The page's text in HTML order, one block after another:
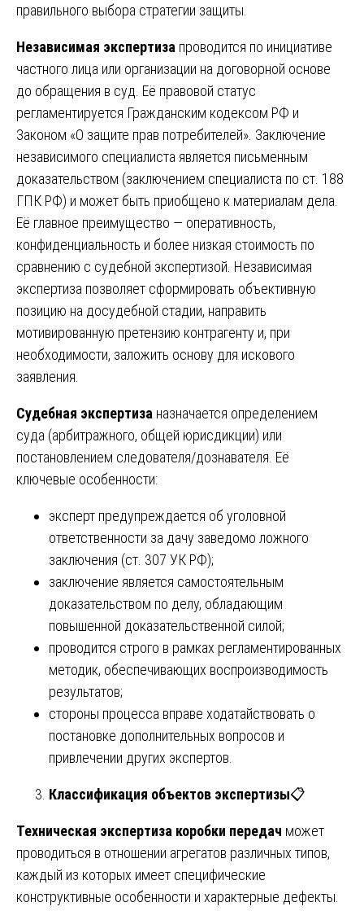
правильного выбора стратегии защиты.
Независимая экспертиза проводится по инициативе
частного лица или организации на договорной основе
до обращения в суд. Её правовой статус
регламентируется Гражданским кодексом РФ и
Законом «О защите прав потребителей». Заключение
независимого специалиста является письменным
доказательством (заключением специалиста по ст. 188
ГПК РФ) и может быть приобщено к материалам дела.
Её главное преимущество — оперативность,
конфиденциальность и более низкая стоимость по
сравнению с судебной экспертизой. Независимая
экспертиза позволяет сформировать объективную
позицию на досудебной стадии, направить
мотивированную претензию контрагенту и, при
необходимости, заложить основу для искового
заявления.
Судебная экспертиза назначается определением
суда (арбитражного, общей юрисдикции) или
постановлением следователя/дознавателя. Её
ключевые особенности:
эксперт предупреждается об уголовной
ответственности за дачу заведомо ложного
заключения (ст. 307 УК РФ);
заключение является самостоятельным
доказательством по делу, обладающим
повышенной доказательственной силой;
проводится строго в рамках регламентированных
методик, обеспечивающих воспроизводимость
результатов;
стороны процесса вправе ходатайствовать о
постановке дополнительных вопросов и
привлечении других экспертов.
Классификация объектов экспертизы📋
Техническая экспертиза коробки передач может
проводиться в отношении агрегатов различных типов,
каждый из которых имеет специфические
конструктивные особенности и характерные дефекты.